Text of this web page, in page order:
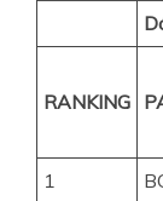
RANKING
1